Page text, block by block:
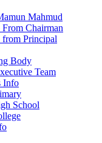
Mahmud
From Chairman
from Principal
Body
Team
Info
School